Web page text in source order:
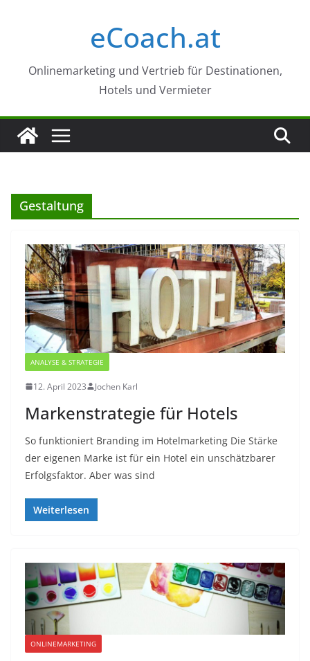
eCoach.at
Onlinemarketing und Vertrieb für Destinationen,
Hotels und Vermieter
Gestaltung
ANALYSE & STRATEGIE
12. April 2023 Jochen Karl
Markenstrategie für Hotels
So funktioniert Branding im Hotelmarketing Die Stärke
der eigenen Marke ist für ein Hotel ein unschätzbarer
Erfolgsfaktor. Aber was sind
Weiterlesen
ONLINEMARKETING